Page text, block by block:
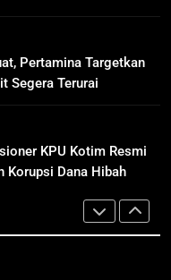
Antrean di
Segera Terurai
Komisioner KPU
Jadi Tersangka
Pertamina Targetkan
Segera Terurai
KPU Kotim Resmi
Korupsi Dana Hibah
Kalselteng Masih
Pasokan Selama
Diperkuat,
Antrean di
Segera Terurai